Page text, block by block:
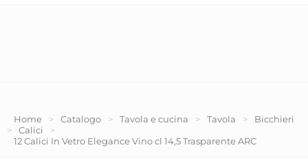
Home > Catalogo > Tavola e cucina > Tavola >
Bicchieri
>
Calici
>
12 Calici In Vetro Elegance Vino cl 14,5 Trasparente ARC